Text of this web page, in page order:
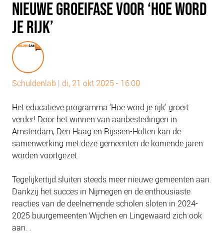
PLINKR NAZORG
SOCIALDEBT
COLLECTIEF SCHULDREGELEN
DE VOORZIENINGENWIJZER
NEDERLANDSE SCHULDHULPROUTE (NSR)
OVER ONS
VISIE EN MISSIE
HET TEAM
ONZE PARTNERS
VACATURES
IN DE MEDIA
OVER NCFG
NIEUWS
NIEUWE GROEIFASE VOOR ‘HOE WORD
JE RIJK’
Schuldenlab | di, 21 okt 2025 - 16:00
Het educatieve programma ‘Hoe word je rijk’ groeit
verder! Door het winnen van aanbestedingen in
Amsterdam, Den Haag en Rijssen-Holten kan de
samenwerking met deze gemeenten de komende jaren
worden voortgezet.
Tegelijkertijd sluiten steeds meer nieuwe gemeenten aan.
Dankzij het succes in Nijmegen en de enthousiaste
reacties van de deelnemende scholen sloten in 2024-
2025 buurgemeenten Wijchen en Lingewaard zich ook
aan. .